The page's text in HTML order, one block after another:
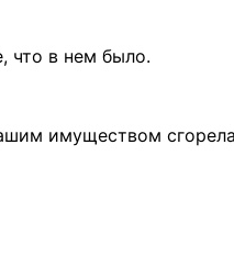
что в нем было.
имуществом